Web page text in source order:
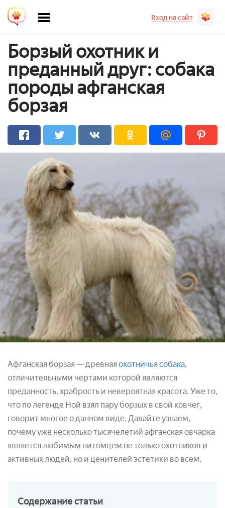
Вход на сайт
Борзый охотник и
преданный друг: собака
породы афганская
борзая
Афганская борзая — древняя охотничья собака,
отличительными чертами которой являются
преданность, храбрость и невероятная красота. Уже то,
что по легенде Ной взял пару борзых в свой ковчег,
говорит многое о данном виде. Давайте узнаем,
почему уже несколько тысячелетий афганская овчарка
является любимым питомцем не только охотников и
активных людей, но и ценителей эстетики во всем.
Содержаниестатьи